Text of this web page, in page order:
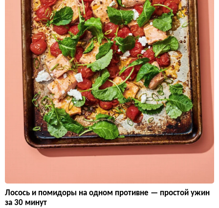
Лосось и помидоры на одном противне — простой ужин
за 30 минут